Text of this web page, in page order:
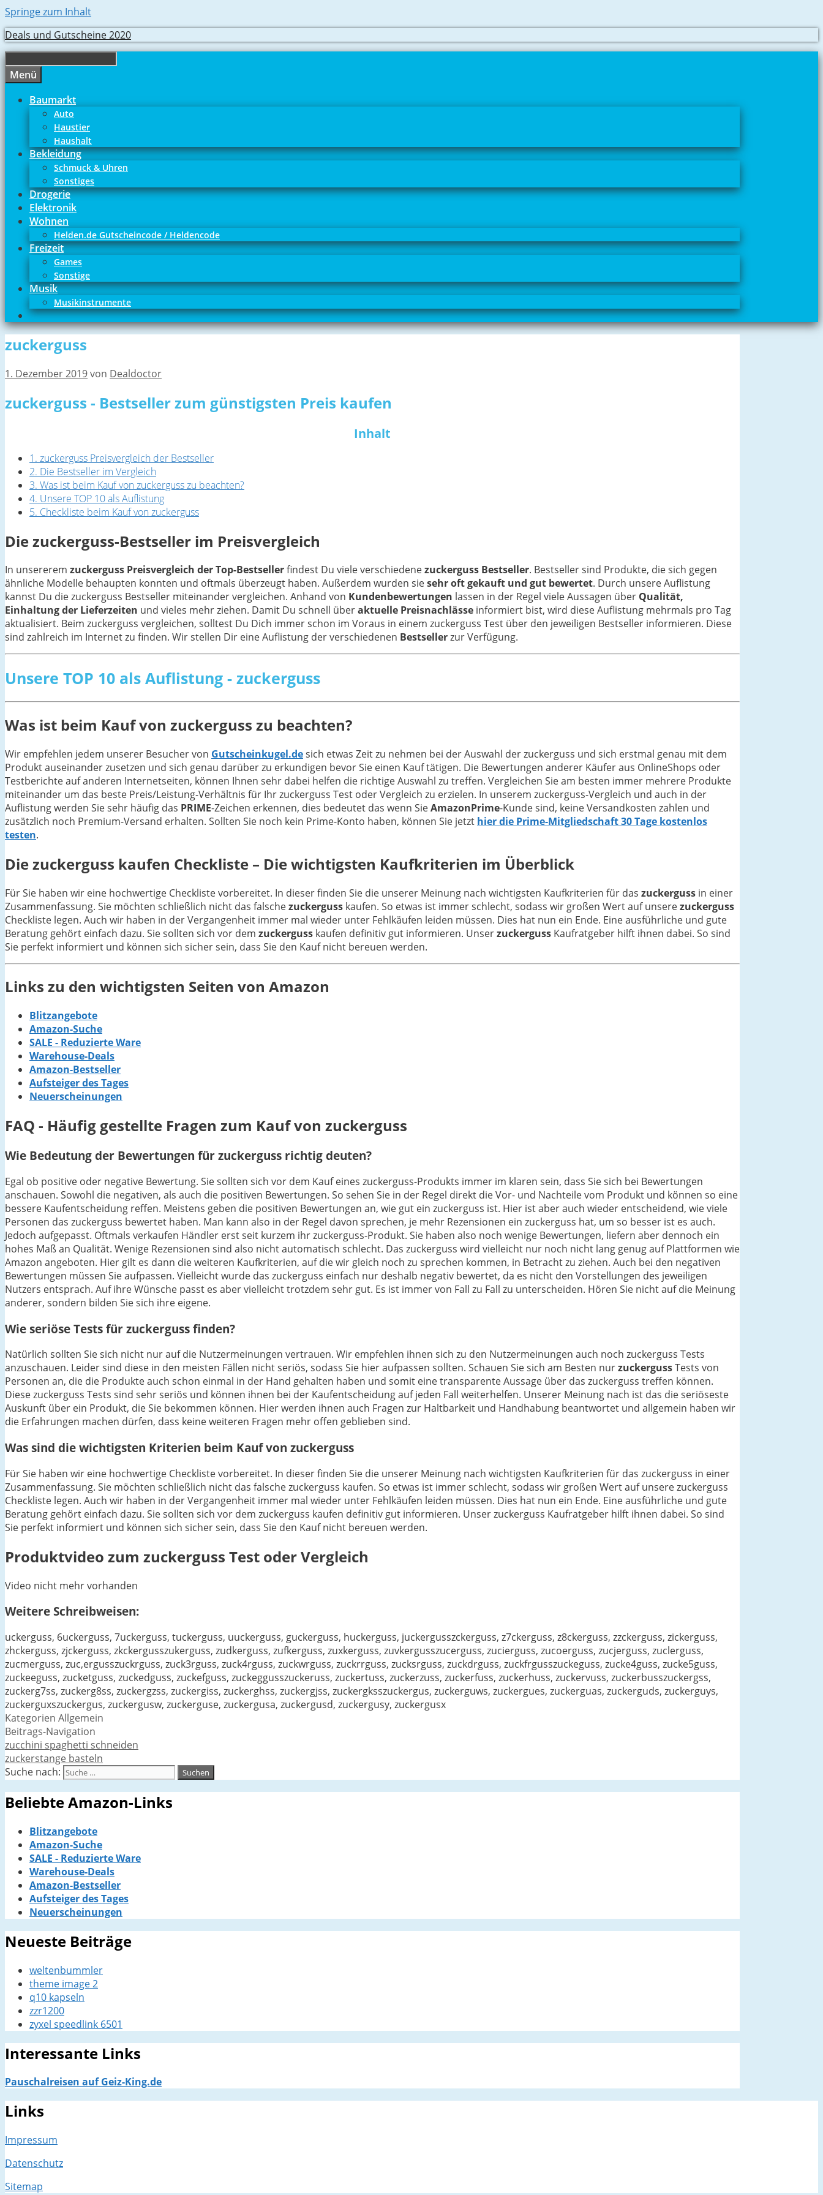
Springe zum Inhalt
Deals und Gutscheine 2020
Menü
Baumarkt
Auto
Haustier
Haushalt
Bekleidung
Schmuck & Uhren
Sonstiges
Drogerie
Elektronik
Wohnen
Helden.de Gutscheincode / Heldencode
Freizeit
Games
Sonstige
Musik
Musikinstrumente
zuckerguss
1. Dezember 2019von Dealdoctor
zuckerguss - Bestseller zum günstigsten Preis kaufen
Inhalt
1. zuckerguss Preisvergleich der Bestseller
2. Die Bestseller im Vergleich
3. Was ist beim Kauf von zuckerguss zu beachten?
4. Unsere TOP 10 als Auflistung
5. Checkliste beim Kauf von zuckerguss
Die zuckerguss-Bestseller im Preisvergleich
In unsererem zuckerguss Preisvergleich der Top-Bestsellerfindest Du viele verschiedenezuckerguss Bestseller. Bestseller sind Produkte, die sich gegen
ähnliche Modelle behaupten konnten und oftmals überzeugt haben. Außerdem wurden siesehr oft gekauft und gut bewertet. Durch unsere Auflistung
kannst Du die zuckerguss Bestseller miteinander vergleichen. Anhand von Kundenbewertungen lassen in der Regel viele Aussagen über Qualität,
Einhaltung der Lieferzeiten und vieles mehr ziehen. Damit Du schnell überaktuelle Preisnachlässe informiert bist, wird diese Auflistung mehrmals pro Tag
aktualisiert. Beim zuckerguss vergleichen, solltest Du Dich immer schon im Voraus in einem zuckerguss Test über den jeweiligen Bestseller informieren. Diese
sind zahlreich im Internet zu finden. Wir stellen Dir eine Auflistung der verschiedenen Bestsellerzur Verfügung.
Unsere TOP 10 als Auflistung - zuckerguss
Was ist beim Kauf von zuckerguss zu beachten?
Wir empfehlen jedem unserer Besucher von Gutscheinkugel.desich etwas Zeit zu nehmen bei der Auswahl der zuckerguss und sich erstmal genau mit dem
Produkt auseinander zusetzen und sich genau darüber zu erkundigen bevor Sie einen Kauf tätigen. Die Bewertungen anderer Käufer aus OnlineShops oder
Testberichte auf anderen Internetseiten, können Ihnen sehr dabei helfen die richtige Auswahl zu treffen. Vergleichen Sie am besten immer mehrere Produkte
miteinander um das beste Preis/Leistung-Verhältnis für Ihr zuckerguss Test oder Vergleich zu erzielen. In unserem zuckerguss-Vergleich und auch in der
Auflistung werden Sie sehr häufig das PRIME-Zeichen erkennen, dies bedeutet das wenn SieAmazonPrime-Kunde sind, keine Versandkosten zahlen und
zusätzlich noch Premium-Versand erhalten. Sollten Sie noch kein Prime-Konto haben, können Sie jetzt hier die Prime-Mitgliedschaft 30 Tage kostenlos
testen.
Diezuckerguss kaufen Checkliste – Die wichtigsten Kaufkriterien im Überblick
Für Sie haben wir eine hochwertige Checkliste vorbereitet. In dieser finden Sie die unserer Meinung nach wichtigsten Kaufkriterien für das zuckerguss in einer
Zusammenfassung. Sie möchten schließlich nicht das falschezuckerguss kaufen. So etwas ist immer schlecht, sodass wir großen Wert auf unserezuckerguss
Checkliste legen. Auch wir haben in der Vergangenheit immer mal wieder unter Fehlkäufen leiden müssen. Dies hat nun ein Ende. Eine ausführliche und gute
Beratung gehört einfach dazu. Sie sollten sich vor dem zuckerguss kaufen definitiv gut informieren. Unserzuckerguss Kaufratgeber hilft ihnen dabei. So sind
Sie perfekt informiert und können sich sicher sein, dass Sie den Kauf nicht bereuen werden.
Links zu den wichtigsten Seiten von Amazon
Blitzangebote
Amazon-Suche
SALE - Reduzierte Ware
Warehouse-Deals
Amazon-Bestseller
Aufsteiger des Tages
Neuerscheinungen
FAQ - Häufig gestellte Fragen zum Kauf von zuckerguss
Wie Bedeutung der Bewertungen für zuckerguss richtig deuten?
Egal ob positive oder negative Bewertung. Sie sollten sich vor dem Kauf eines zuckerguss-Produkts immer im klaren sein, dass Sie sich bei Bewertungen
anschauen. Sowohl die negativen, als auch die positiven Bewertungen. So sehen Sie in der Regel direkt die Vor- und Nachteile vom Produkt und können so eine
bessere Kaufentscheidung reffen. Meistens geben die positiven Bewertungen an, wie gut ein zuckerguss ist. Hier ist aber auch wieder entscheidend, wie viele
Personen das zuckerguss bewertet haben. Man kann also in der Regel davon sprechen, je mehr Rezensionen ein zuckerguss hat, um so besser ist es auch.
Jedoch aufgepasst. Oftmals verkaufen Händler erst seit kurzem ihr zuckerguss-Produkt. Sie haben also noch wenige Bewertungen, liefern aber dennoch ein
hohes Maß an Qualität. Wenige Rezensionen sind also nicht automatisch schlecht. Das zuckerguss wird vielleicht nur noch nicht lang genug auf Plattformen wie
Amazon angeboten. Hier gilt es dann die weiteren Kaufkriterien, auf die wir gleich noch zu sprechen kommen, in Betracht zu ziehen. Auch bei den negativen
Bewertungen müssen Sie aufpassen. Vielleicht wurde das zuckerguss einfach nur deshalb negativ bewertet, da es nicht den Vorstellungen des jeweiligen
Nutzers entsprach. Auf ihre Wünsche passt es aber vielleicht trotzdem sehr gut. Es ist immer von Fall zu Fall zu unterscheiden. Hören Sie nicht auf die Meinung
anderer, sondern bilden Sie sich ihre eigene.
Wie seriöse Tests für zuckerguss finden?
Natürlich sollten Sie sich nicht nur auf die Nutzermeinungen vertrauen. Wir empfehlen ihnen sich zu den Nutzermeinungen auch noch zuckerguss Tests
anzuschauen. Leider sind diese in den meisten Fällen nicht seriös, sodass Sie hier aufpassen sollten. Schauen Sie sich am Besten nurzuckergussTests von
Personen an, die die Produkte auch schon einmal in der Hand gehalten haben und somit eine transparente Aussage über das zuckerguss treffen können.
Diese zuckerguss Tests sind sehr seriös und können ihnen bei der Kaufentscheidung auf jeden Fall weiterhelfen. Unserer Meinung nach ist das die seriöseste
Auskunft über ein Produkt, die Sie bekommen können. Hier werden ihnen auch Fragen zur Haltbarkeit und Handhabung beantwortet und allgemein haben wir
die Erfahrungen machen dürfen, dass keine weiteren Fragen mehr offen geblieben sind.
Was sind die wichtigsten Kriterien beim Kauf von zuckerguss
Für Sie haben wir eine hochwertige Checkliste vorbereitet. In dieser finden Sie die unserer Meinung nach wichtigsten Kaufkriterien für das zuckerguss in einer
Zusammenfassung. Sie möchten schließlich nicht das falsche zuckerguss kaufen. So etwas ist immer schlecht, sodass wir großen Wert auf unsere zuckerguss
Checkliste legen. Auch wir haben in der Vergangenheit immer mal wieder unter Fehlkäufen leiden müssen. Dies hat nun ein Ende. Eine ausführliche und gute
Beratung gehört einfach dazu. Sie sollten sich vor dem zuckerguss kaufen definitiv gut informieren. Unser zuckerguss Kaufratgeber hilft ihnen dabei. So sind
Sie perfekt informiert und können sich sicher sein, dass Sie den Kauf nicht bereuen werden.
Produktvideo zum zuckerguss Test oder Vergleich
Video nicht mehr vorhanden
Weitere Schreibweisen:
uckerguss, 6uckerguss, 7uckerguss, tuckerguss, uuckerguss, guckerguss, huckerguss, juckergusszckerguss, z7ckerguss, z8ckerguss, zzckerguss, zickerguss,
zhckerguss, zjckerguss, zkckergusszukerguss, zudkerguss, zufkerguss, zuxkerguss, zuvkergusszucerguss, zucierguss, zucoerguss, zucjerguss, zuclerguss,
zucmerguss, zuc,ergusszuckrguss, zuck3rguss, zuck4rguss, zuckwrguss, zuckrrguss, zucksrguss, zuckdrguss, zuckfrgusszuckeguss, zucke4guss, zucke5guss,
zuckeeguss, zucketguss, zuckedguss, zuckefguss, zuckeggusszuckeruss, zuckertuss, zuckerzuss, zuckerfuss, zuckerhuss, zuckervuss, zuckerbusszuckergss,
zuckerg7ss, zuckerg8ss, zuckergzss, zuckergiss, zuckerghss, zuckergjss, zuckergksszuckergus, zuckerguws, zuckergues, zuckerguas, zuckerguds, zuckerguys,
zuckerguxszuckergus, zuckergusw, zuckerguse, zuckergusa, zuckergusd, zuckergusy, zuckergusx
Kategorien Allgemein
Beitrags-Navigation
zucchini spaghetti schneiden
zuckerstange basteln
Suche nach:
Beliebte Amazon-Links
Blitzangebote
Amazon-Suche
SALE - Reduzierte Ware
Warehouse-Deals
Amazon-Bestseller
Aufsteiger des Tages
Neuerscheinungen
Neueste Beiträge
weltenbummler
theme image 2
q10 kapseln
zzr1200
zyxel speedlink 6501
Interessante Links
Pauschalreisen auf Geiz-King.de
Links
Impressum
Datenschutz
Sitemap